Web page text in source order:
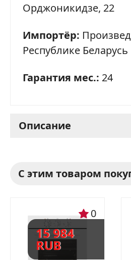
Орджоникидзе, 22
Импортёр:
Республике Беларусь
Гарантия мес.: 24
Описание
3210:
кухне
Варочная панель
С этим товаром
15 984
RUB
0